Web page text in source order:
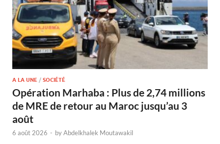
A LA UNE / SOCIÉTÉ
Opération Marhaba : Plus de 2,74 millions
de MRE de retour au Maroc jusqu’au 3
août
6 août 2026 - byAbdelkhalek Moutawakil